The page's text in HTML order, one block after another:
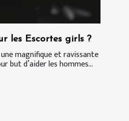
les Escortes girls ?
magnifique et ravissante
but d’aider les hommes...